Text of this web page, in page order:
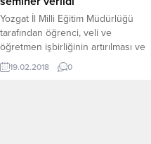
Yozgat İl Milli Eğitim Müdürlüğü
tarafından öğrenci, veli ve
öğretmen işbirliğinin artırılması ve
sorunların daha kısa sürede
çözüme kavuşturulması için
19.02.2018 0